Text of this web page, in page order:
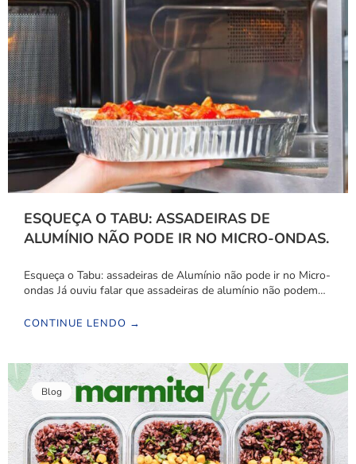
ESQUEÇA O TABU: ASSADEIRAS DE
ALUMÍNIO NÃO PODE IR NO MICRO-ONDAS.
Esqueça o Tabu: assadeiras de Alumínio não pode ir no Micro-
ondas Já ouviu falar que assadeiras de alumínio não podem…
CONTINUE LENDO →
Blog